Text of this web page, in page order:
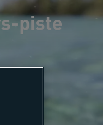
piste